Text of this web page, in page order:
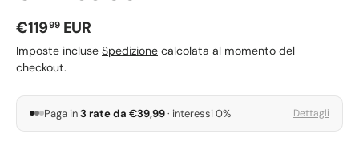
Prezzo normale
€11999EUR
Imposte incluse Spedizione calcolata al momento del
checkout.
Paga in3 rate da €39,99· interessi 0% Dettagli